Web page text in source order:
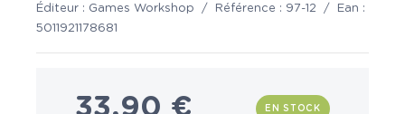
Éditeur : Games Workshop / Référence : 97-12 /
Ean :
5011921178681
EN STOCK